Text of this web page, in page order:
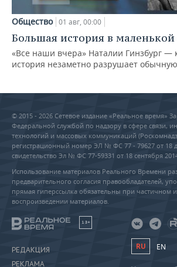
Общество 01 авг, 00:00
Большая история в
«Все наши вчера» Наталии Гинзбург —
история незаметно разрушает
© 2015 - 2026 Сетевое издание «Реальное время»
Федеральной службой по надзору в сфере связи,
технологий и массовых коммуникаций
регистрационный номер ЭЛ № ФС 77 - 79627 от 18
свидетельство Эл № ФС 77-59331 от 18 сентября
Использование материалов Реального Времени
предварительного согласия правообладателей,
прямая гиперссылка обязательны при частичном
воспроизведении материалов.
18+
РЕДАКЦИЯ
РЕКЛАМА
RU EN